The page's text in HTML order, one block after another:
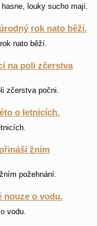
louky sucho mají.
rok nato běží.
nato běží.
na poli zčerstva
zčerstva počni.
o letnicích.
žním
požehnání.
nouze o vodu.
vodu.